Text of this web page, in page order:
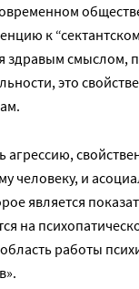
к
здравым смыслом,
это
агрессию,
человеку, и
является
на
работы